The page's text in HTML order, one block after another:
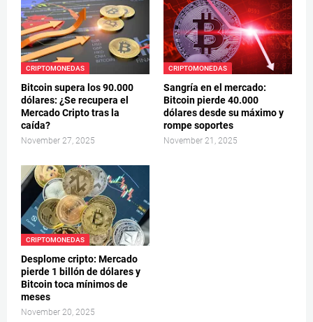
CRIPTOMONEDAS
Bitcoin supera los 90.000
dólares: ¿Se recupera el
Mercado Cripto tras la
caída?
November 27, 2025
CRIPTOMONEDAS
Sangría en el mercado:
Bitcoin pierde 40.000
dólares desde su máximo y
rompe soportes
November 21, 2025
CRIPTOMONEDAS
Desplome cripto: Mercado
pierde 1 billón de dólares y
Bitcoin toca mínimos de
meses
November 20, 2025